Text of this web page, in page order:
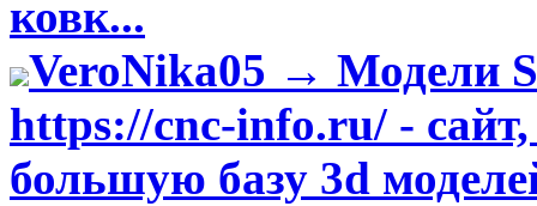
ковк...
VeroNika05 → Модели
https://cnc-info.ru/ -
большую базу 3d